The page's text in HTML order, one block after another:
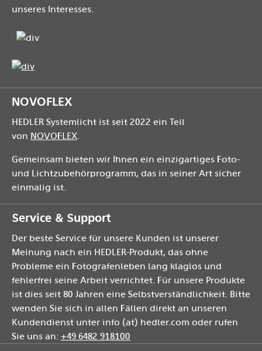
unseres Interesses.
NOVOFLEX
HEDLER Systemlicht ist seit 2022 ein Teil
von NOVOFLEX.
Gemeinsam bieten wir Ihnen ein einzigartiges Foto-
und Lichtzubehörprogramm, das in seiner Art sicher
einmalig ist.
Service & Support
Der beste Service für unsere Kunden ist unserer
Meinung nach ein HEDLER-Produkt, das ohne
Probleme ein Fotografenleben lang klaglos und
fehlerfrei seine Arbeit verrichtet. Für unsere Produkte
ist dies seit 80 Jahren eine Selbstverständlichkeit. Bitte
wenden Sie sich in allen Fällen direkt an unseren
Kundendienst unter info (at) hedler.com oder rufen
Sie uns an: +49 6482 918100